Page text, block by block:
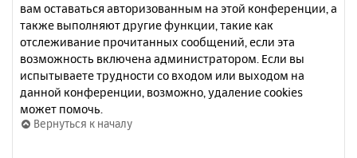
вам оставаться авторизованным на этой конференции, а
также выполняют другие функции, такие как
отслеживание прочитанных сообщений, если эта
возможность включена администратором. Если вы
испытываете трудности со входом или выходом на
данной конференции, возможно, удаление cookies
может помочь.
Вернуться к началу